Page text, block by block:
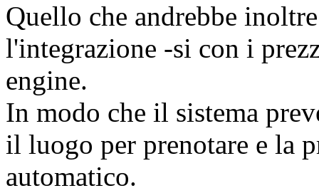
Quello che andrebbe
l'integrazione -si con i
engine.
In modo che il sistema
il luogo per prenotare e la
automatico.